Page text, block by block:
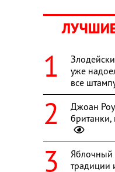
уже
все
Джоан
британки,
Яблочный
традиции